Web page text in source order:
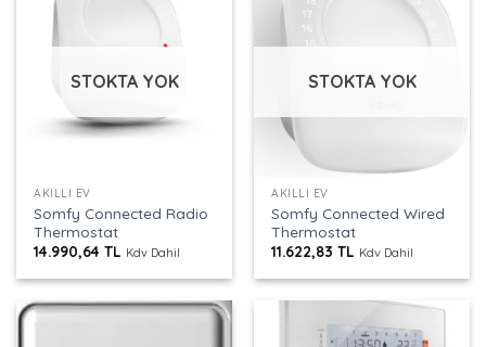
STOKTA YOK
AKILLI EV
Somfy Connected Radio
Thermostat
14.990,64TL Kdv Dahil
STOKTA YOK
AKILLI EV
Somfy Connected Wired
Thermostat
11.622,83TL Kdv Dahil